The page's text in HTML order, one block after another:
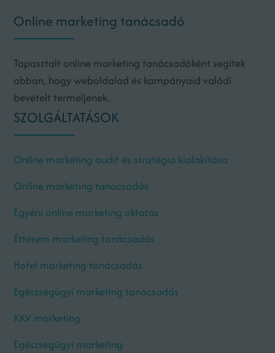
Online marketing tanácsadó
Tapasztalt online marketing tanácsadóként segítek
abban, hogy weboldalad és kampányaid valódi
bevételt termeljenek.
SZOLGÁLTATÁSOK
Online marketing audit és stratégia kialakítása
Online marketing tanácsadás
Egyéni online marketing oktatás
Étterem marketing tanácsadás
Hotel marketing tanácsadás
Egészségügyi marketing tanácsadás
KKV marketing
Egészségügyi marketing